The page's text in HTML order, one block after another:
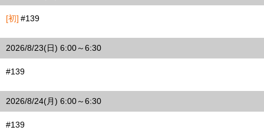
[初] #139
2026/8/23(日) 6:00～6:30
#139
2026/8/24(月) 6:00～6:30
#139